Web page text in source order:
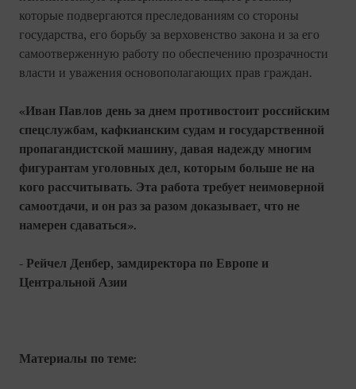
которые подвергаются преследованиям со стороны
государства, его борьбу за верховенство закона и за его
самоотверженную работу по обеспечению прозрачности
власти и уважения основополагающих прав граждан.
«Иван Павлов день за днем противостоит российским
спецслужбам, кафкианским судам и государственной
пропагандистской машину, давая надежду многим
фигурантам уголовных дел, которым больше не на
кого рассчитывать. Эта работа требует неимоверной
самоотдачи, и он раз за разом доказывает, что не
намерен сдаваться».
- Рейчел Денбер, замдиректора по Европе и
Центральной Азии
Материалы по теме: